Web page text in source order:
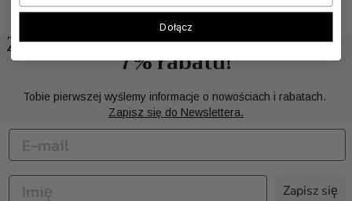
Zapisz się do klubu boZka i odbierz
7% rabatu!
Tobie pierwszej wyślemy informacje o nowościach i rabatach.
Zapisz się do Newslettera.
Zapisz się
Dołącz